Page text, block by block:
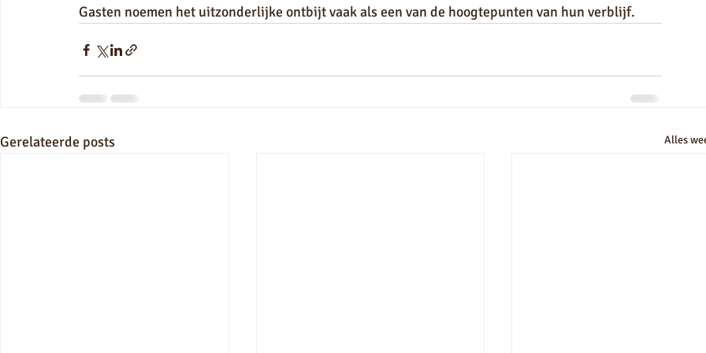
Gasten noemen het uitzonderlijke ontbijt vaak als een van de hoogtepunten van hun verblijf.
Gerelateerde posts Alles